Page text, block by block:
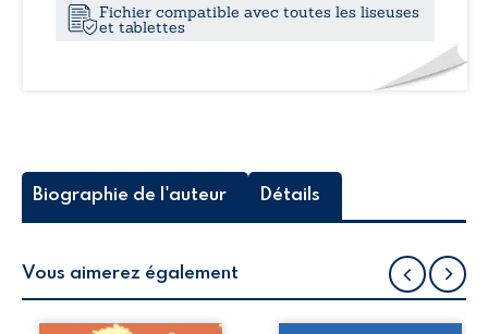
Adaptez
vos
indispensable
au
Fichier compatible avec toutes les liseuses
et tablettes
Biographie de l'auteur Détails
Vous aimerez également